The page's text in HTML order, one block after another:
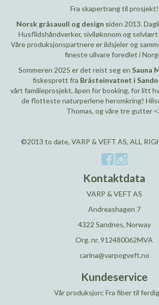
Fra skapertrang til prosjekt!
Norsk gråsauull og design siden 2013.
Husflidshåndverker, siviløkonom og selvlært
Våre produksjonspartnere er ildsjeler og
fineste ullvare foredlet i
Sommeren 2025 er det reist seg en Sauna
fiskesprett fra Bråsteinvatnet i
vårt familieprosjekt, åpen for booking, for litt
de flotteste naturperlene heromkring!
Thomas, og våre tre gutter
©2013 to date, VARP & VEFT AS, ALL
Kontaktdata
VARP & VEFT AS
Andreashagen 7
4322 Sandnes, Norway
Org. nr. 912480062MVA
carina@varpogveft.no
Kundeservice
Vår produksjon; Fra fiber til